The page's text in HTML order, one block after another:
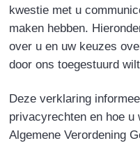
kwestie met u
maken hebben.
over u en uw keuzes
door ons toegestuurd
Deze verklaring
privacyrechten en hoe u
Algemene Verordening